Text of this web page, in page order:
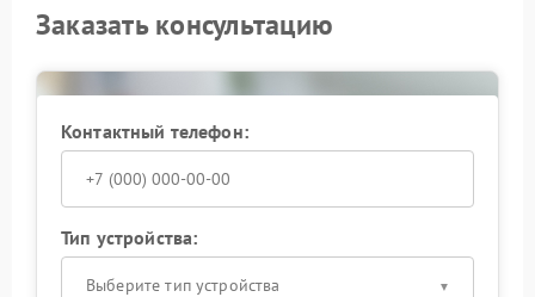
Заказать консультацию
Контактный телефон:
Тип устройства:
Выберите тип устройства